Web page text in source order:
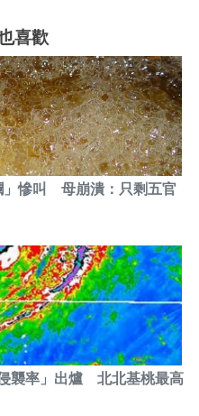
喜歡
」慘叫 母崩潰：只剩五官
襲率」出爐 北北基桃最高